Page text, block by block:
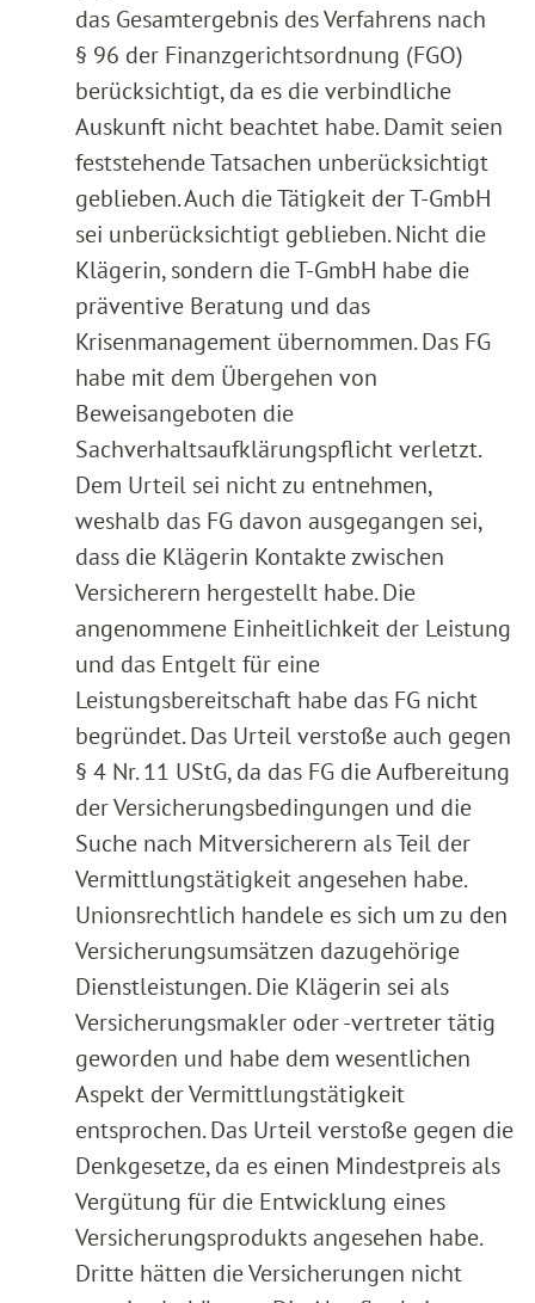
das Gesamtergebnis des Verfahrens nach
§ 96 der Finanzgerichtsordnung (FGO)
berücksichtigt, da es die verbindliche
Auskunft nicht beachtet habe. Damit seien
feststehende Tatsachen unberücksichtigt
geblieben. Auch die Tätigkeit der T-GmbH
sei unberücksichtigt geblieben. Nicht die
Klägerin, sondern die T-GmbH habe die
präventive Beratung und das
Krisenmanagement übernommen. Das FG
habe mit dem Übergehen von
Beweisangeboten die
Sachverhaltsaufklärungspflicht verletzt.
Dem Urteil sei nicht zu entnehmen,
weshalb das FG davon ausgegangen sei,
dass die Klägerin Kontakte zwischen
Versicherern hergestellt habe. Die
angenommene Einheitlichkeit der Leistung
und das Entgelt für eine
Leistungsbereitschaft habe das FG nicht
begründet. Das Urteil verstoße auch gegen
§ 4 Nr. 11 UStG, da das FG die Aufbereitung
der Versicherungsbedingungen und die
Suche nach Mitversicherern als Teil der
Vermittlungstätigkeit angesehen habe.
Unionsrechtlich handele es sich um zu den
Versicherungsumsätzen dazugehörige
Dienstleistungen. Die Klägerin sei als
Versicherungsmakler oder -vertreter tätig
geworden und habe dem wesentlichen
Aspekt der Vermittlungstätigkeit
entsprochen. Das Urteil verstoße gegen die
Denkgesetze, da es einen Mindestpreis als
Vergütung für die Entwicklung eines
Versicherungsprodukts angesehen habe.
Dritte hätten die Versicherungen nicht